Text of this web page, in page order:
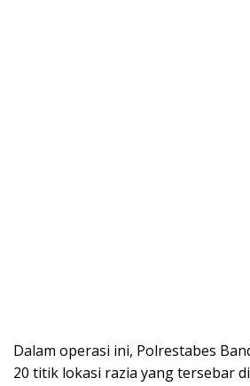
Dalam operasi ini, Polrestabes
20 titik lokasi razia yang tersebar